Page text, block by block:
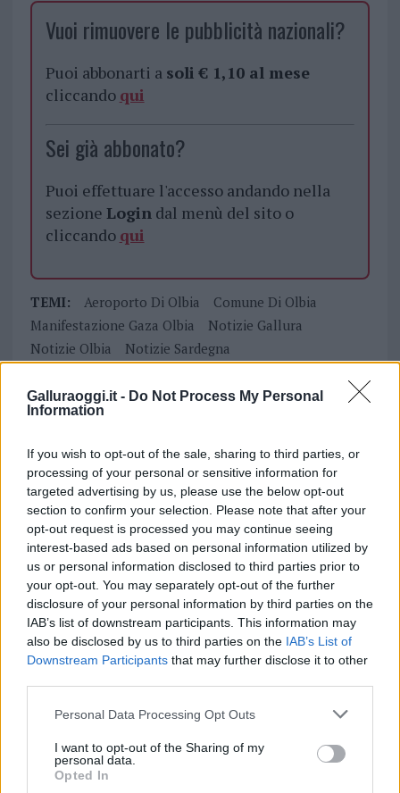
Galluraoggi.it - Do Not Process My Personal
Information
If you wish to opt-out of the sale, sharing to third parties, or
processing of your personal or sensitive information for
targeted advertising by us, please use the below opt-out
section to confirm your selection. Please note that after your
opt-out request is processed you may continue seeing
interest-based ads based on personal information utilized by
us or personal information disclosed to third parties prior to
your opt-out. You may separately opt-out of the further
disclosure of your personal information by third parties on the
IAB’s list of downstream participants. This information may
also be disclosed by us to third parties on the IAB’s List of
Downstream Participants that may further disclose it to other
Please note that this website/app uses one or more Google
not limited to your visit or usage behaviour. You may click to
grant or deny consent to Google and its third-party tags to
use your data for below specified purposes in below Google
Personal Data Processing Opt Outs
I want to opt-out of the Sharing of my
personal data.
Opted In
Vuoi rimuovere le pubblicità nazionali?
Puoi abbonarti a soli € 1,10 al mese
cliccando qui
Sei già abbonato?
Puoi effettuare l'accesso andando nella
sezione Logindal menù del sito o
cliccando qui
TEMI: Aeroporto Di Olbia
Comune Di Olbia
Manifestazione Gaza Olbia
Notizie Gallura
Notizie Olbia
Notizie Sardegna
Sit In Palestina Olbia
Sit-In Gaza Olbia
Entra nel canale telegram di
GalluraOggi.it
Inviaci le tue segnalazioni,
i tuoi video e le tue foto
Su WhatsApp al numero +39
345 356 7512
Ricevi le nostre ultime news